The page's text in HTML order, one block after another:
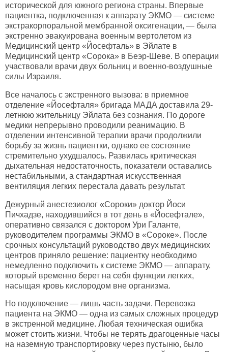
исторической для южного региона страны. Впервые
пациентка, подключенная к аппарату ЭКМО — системе
экстракорпоральной мембранной оксигенации, — была
экстренно эвакуирована военным вертолетом из
Медицинский центр «Йосефталь» в Эйлате в
Медицинский центр «Сорока» в Беэр-Шеве. В операции
участвовали врачи двух больниц и военно-воздушные
силы Израиля.
Все началось с экстренного вызова: в приемное
отделение «Йосефталя» бригада МАДА доставила 29-
летнюю жительницу Эйлата без сознания. По дороге
медики непрерывно проводили реанимацию. В
отделении интенсивной терапии врачи продолжили
борьбу за жизнь пациентки, однако ее состояние
стремительно ухудшалось. Развилась критическая
дыхательная недостаточность, показатели оставались
нестабильными, а стандартная искусственная
вентиляция легких перестала давать результат.
Дежурный анестезиолог «Сороки» доктор Йоси
Пичхадзе, находившийся в тот день в «Йосефтале»,
оперативно связался с доктором Ури Галанте,
руководителем программы ЭКМО в «Сороке». После
срочных консультаций руководство двух медицинских
центров приняло решение: пациентку необходимо
немедленно подключить к системе ЭКМО — аппарату,
который временно берет на себя функции легких,
насыщая кровь кислородом вне организма.
Но подключение — лишь часть задачи. Перевозка
пациента на ЭКМО — одна из самых сложных процедур
в экстренной медицине. Любая техническая ошибка
может стоить жизни. Чтобы не терять драгоценные часы
на наземную транспортировку через пустыню, было